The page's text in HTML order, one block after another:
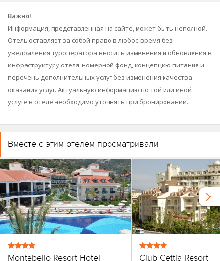
Важно!
Информация, представленная на сайте, может быть неполной.
Отель оставляет за собой право в любое время без
уведомления туроператора вносить изменения и обновления в
инфраструктуру отеля, номерной фонд, концепцию питания и
перечень дополнительных услуг без изменения качества
оказания услуг. Актуальную информацию по той или иной
услуге в отеле необходимо уточнять при бронировании.
Вместе с этим отелем просматривали
Montebello Resort Hotel Club Cettia Resort